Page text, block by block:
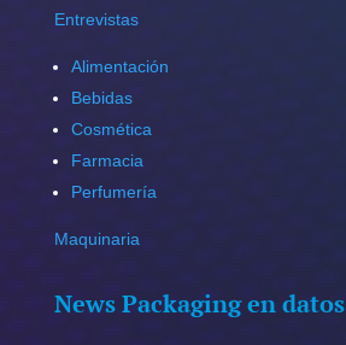
Entrevistas
Alimentación
Bebidas
Cosmética
Farmacia
Perfumería
Maquinaria
News Packaging en datos